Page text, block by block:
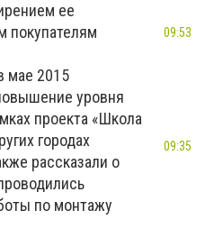
ее
покупателям
мае 2015
уровня
проекта «Школа
городах
рассказали о
по монтажу
09:53
09:35